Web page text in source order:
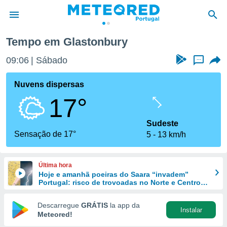
da
foi
fornecidas
a este
das
e
forma
digital
Tempo em Glastonbury
09:06 Sábado ...
Nuvens dispersas
17°
Sensação de 17°
Sudeste
5
13 km/h
Última hora
Hoje e amanhã poeiras do Saara “invadem”
Portugal: risco de trovoadas no Norte e Centro
Descarregue GRÁTIS la app da
Meteored!
Instalar